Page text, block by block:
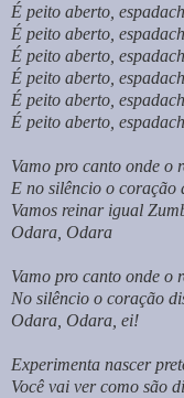
É peito aberto,
É peito aberto,
É peito aberto,
É peito aberto,
É peito aberto,
É peito aberto,
Vamo pro canto onde o
E no silêncio o coração
Vamos reinar igual
Odara, Odara
Vamo pro canto onde o
No silêncio o coração
Odara, Odara, ei!
Experimenta nascer
Você vai ver como são